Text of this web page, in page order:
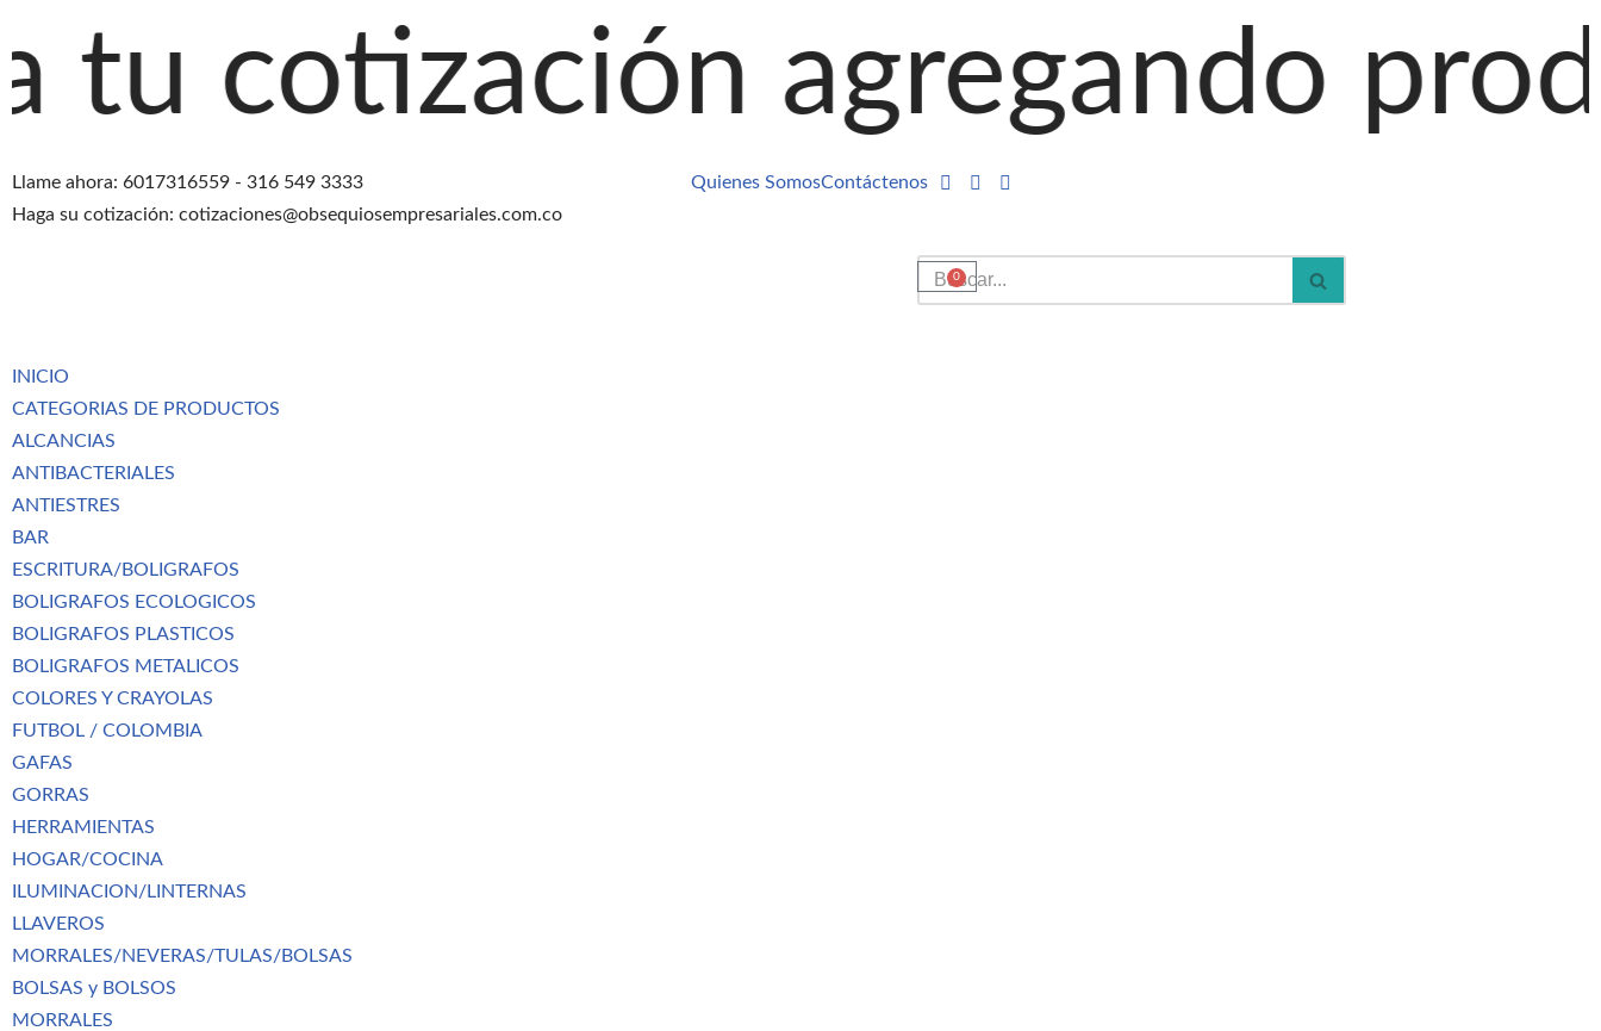
Saltar
al
agregando productos
Llame ahora: 6017316559 - 316 549 3333
Haga su cotización: cotizaciones@obsequiosempresariales.com.co
Quienes SomosContáctenos
0
INICIO
CATEGORIAS DE PRODUCTOS
ALCANCIAS
ANTIBACTERIALES
ANTIESTRES
BAR
ESCRITURA/BOLIGRAFOS
BOLIGRAFOS ECOLOGICOS
BOLIGRAFOS PLASTICOS
BOLIGRAFOS METALICOS
COLORES Y CRAYOLAS
FUTBOL / COLOMBIA
GAFAS
GORRAS
HERRAMIENTAS
HOGAR/COCINA
ILUMINACION/LINTERNAS
LLAVEROS
MORRALES/NEVERAS/TULAS/BOLSAS
BOLSAS y BOLSOS
MORRALES